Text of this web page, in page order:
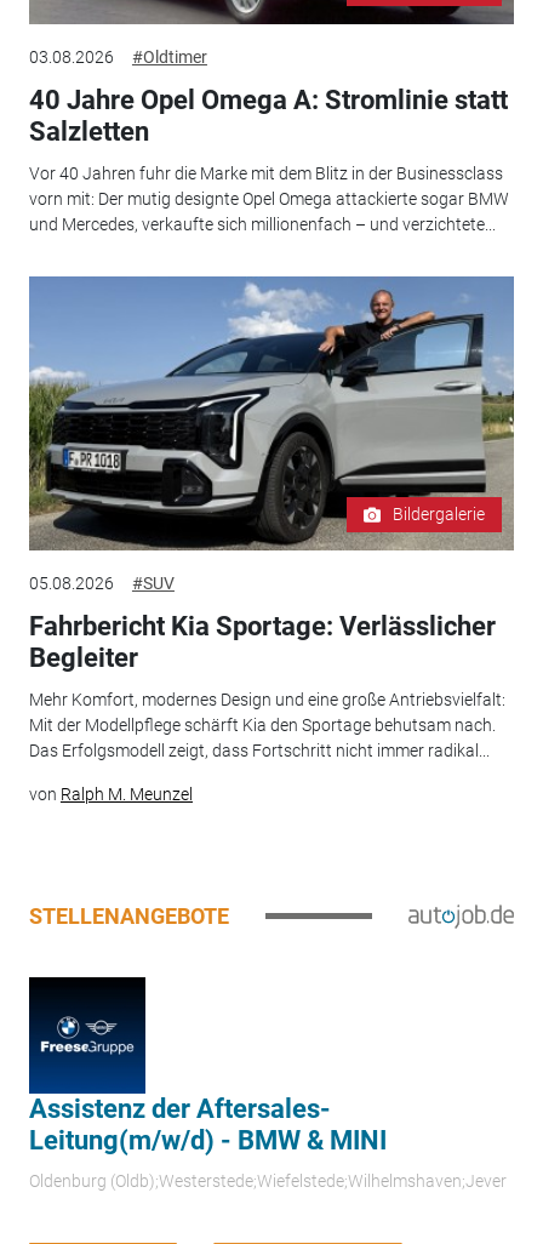
03.08.2026 #Oldtimer
40 Jahre Opel Omega A: Stromlinie statt
Salzletten
Vor 40 Jahren fuhr die Marke mit dem Blitz in der Businessclass
vorn mit: Der mutig designte Opel Omega attackierte sogar BMW
und Mercedes, verkaufte sich millionenfach – und verzichtete...
Bildergalerie
05.08.2026 #SUV
Fahrbericht Kia Sportage: Verlässlicher
Begleiter
Mehr Komfort, modernes Design und eine große Antriebsvielfalt:
Mit der Modellpflege schärft Kia den Sportage behutsam nach.
Das Erfolgsmodell zeigt, dass Fortschritt nicht immer radikal...
von Ralph M. Meunzel
STELLENANGEBOTE
Assistenz der Aftersales-
Leitung(m/w/d) - BMW & MINI
Oldenburg (Oldb);Westerstede;Wiefelstede;Wilhelmshaven;Jever